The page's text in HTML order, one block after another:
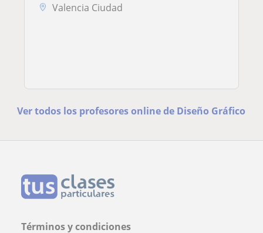
Valencia Ciudad
Ver todos los profesores online de Diseño Gráfico
Términos y condiciones